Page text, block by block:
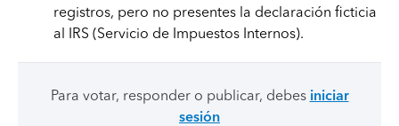
registros, pero no presentes la declaración ficticia
al IRS (Servicio de Impuestos Internos).
Para votar, responder o publicar, debes iniciar
sesión